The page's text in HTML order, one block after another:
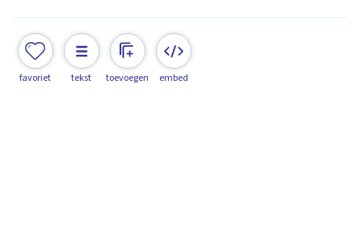
favoriet tekst toevoegen embed